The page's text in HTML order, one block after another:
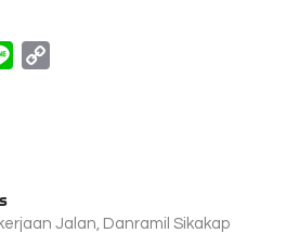
Line
Jalan, Danramil Sikakap